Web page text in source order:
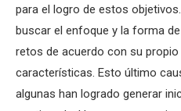
para el logro de estos
buscar el enfoque y la forma
retos de acuerdo con su
características. Esto último
algunas han logrado generar